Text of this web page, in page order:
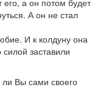
А он не стал
И к колдуну она
заставили
ли Вы сами своего